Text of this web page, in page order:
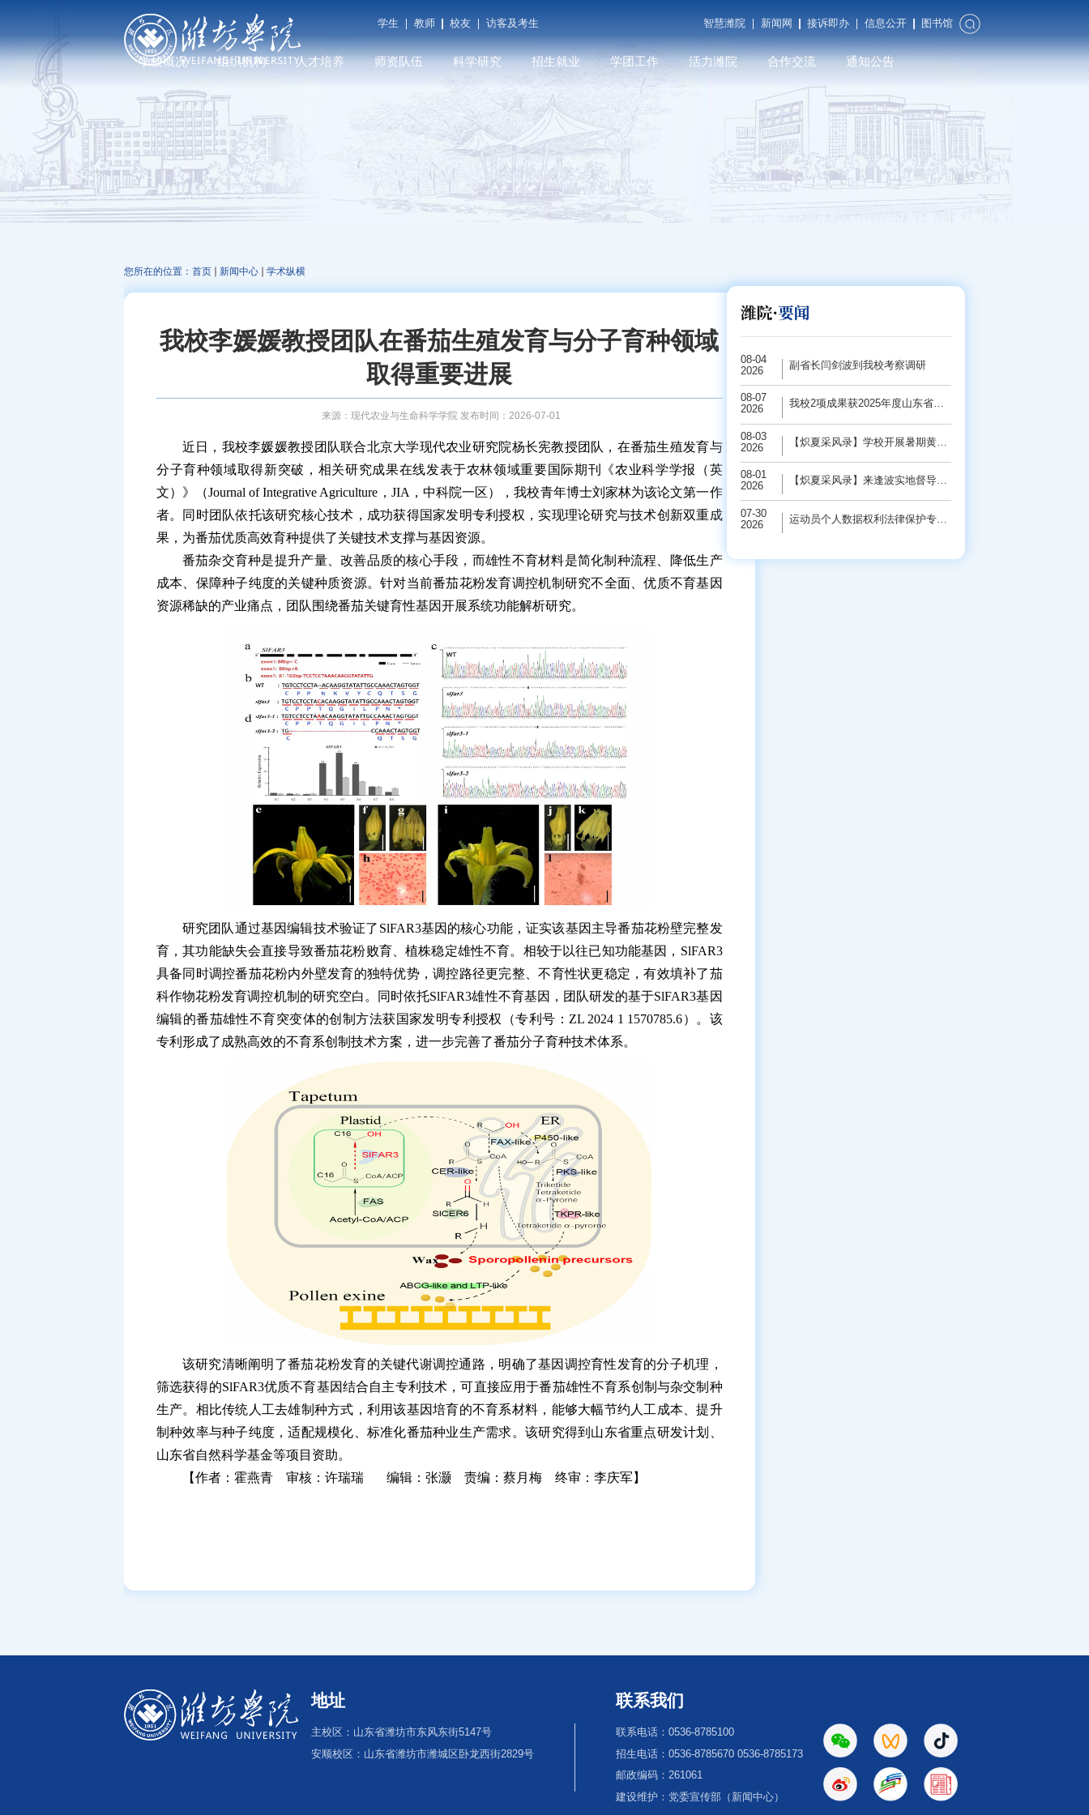
学生 教师 校友 访客及考生 智慧潍院 新闻网 接诉即办 信息公开 图书馆
学校概况
学校简介
现任领导
历任领导
发展足迹
组织机构
党政管理机构
教学机构
科研机构
教辅机构
人才培养
继续教育、职业教育
师资队伍
人才招聘
科学研究
学术期刊
科研成果
科技服务
招生就业
本科招生
就业信息
研究生招生
学团工作
共青团（创新创业学
院...
活力潍院 合作交流
合作发展
对外交流
潍院校友
通知公告
您所在的位置： 首页 新闻中心 学术纵横
我校李媛媛教授团队在番茄生殖发育与分子育种领域
取得重要进展
来源：现代农业与生命科学学院 发布时间：2026-07-01
近日，我校李媛媛教授团队联合北京大学现代农业研究院杨长宪教授团队，在番茄生殖发育与
分子育种领域取得新突破，相关研究成果在线发表于农林领域重要国际期刊《农业科学学报（英
文）》（Journal of Integrative Agriculture，JIA，中科院一区），我校青年博士刘家林为该论文第一作
者。同时团队依托该研究核心技术，成功获得国家发明专利授权，实现理论研究与技术创新双重成
果，为番茄优质高效育种提供了关键技术支撑与基因资源。
番茄杂交育种是提升产量、改善品质的核心手段，而雄性不育材料是简化制种流程、降低生产
成本、保障种子纯度的关键种质资源。针对当前番茄花粉发育调控机制研究不全面、优质不育基因
资源稀缺的产业痛点，团队围绕番茄关键育性基因开展系统功能解析研究。
研究团队通过基因编辑技术验证了SlFAR3基因的核心功能，证实该基因主导番茄花粉壁完整发
育，其功能缺失会直接导致番茄花粉败育、植株稳定雄性不育。相较于以往已知功能基因，SlFAR3
具备同时调控番茄花粉内外壁发育的独特优势，调控路径更完整、不育性状更稳定，有效填补了茄
科作物花粉发育调控机制的研究空白。同时依托SlFAR3雄性不育基因，团队研发的基于SlFAR3基因
编辑的番茄雄性不育突变体的创制方法获国家发明专利授权（专利号：ZL 2024 1 1570785.6）。该
专利形成了成熟高效的不育系创制技术方案，进一步完善了番茄分子育种技术体系。
该研究清晰阐明了番茄花粉发育的关键代谢调控通路，明确了基因调控育性发育的分子机理，
筛选获得的SlFAR3优质不育基因结合自主专利技术，可直接应用于番茄雄性不育系创制与杂交制种
生产。相比传统人工去雄制种方式，利用该基因培育的不育系材料，能够大幅节约人工成本、提升
制种效率与种子纯度，适配规模化、标准化番茄种业生产需求。该研究得到山东省重点研发计划、
山东省自然科学基金等项目资助。
【作者：霍燕青 审核：许瑞瑞 编辑：张灏 责编：蔡月梅 终审：李庆军】
08-04
2026
副省长闫剑波到我校考察调研
08-07
2026
我校2项成果获2025年度山东省科学技术奖
08-03
2026
【炽夏采风录】学校开展暑期黄河保护“三下...
08-01
2026
【炽夏采风录】来逢波实地督导检查校园基础...
07-30
2026
运动员个人数据权利法律保护专题研讨会在学...
地址
主校区：山东省潍坊市东风东街5147号
安顺校区：山东省潍坊市潍城区卧龙西街2829号
联系我们
联系电话：0536-8785100
招生电话：0536-8785670 0536-8785173
邮政编码：261061
建设维护：党委宣传部（新闻中心）